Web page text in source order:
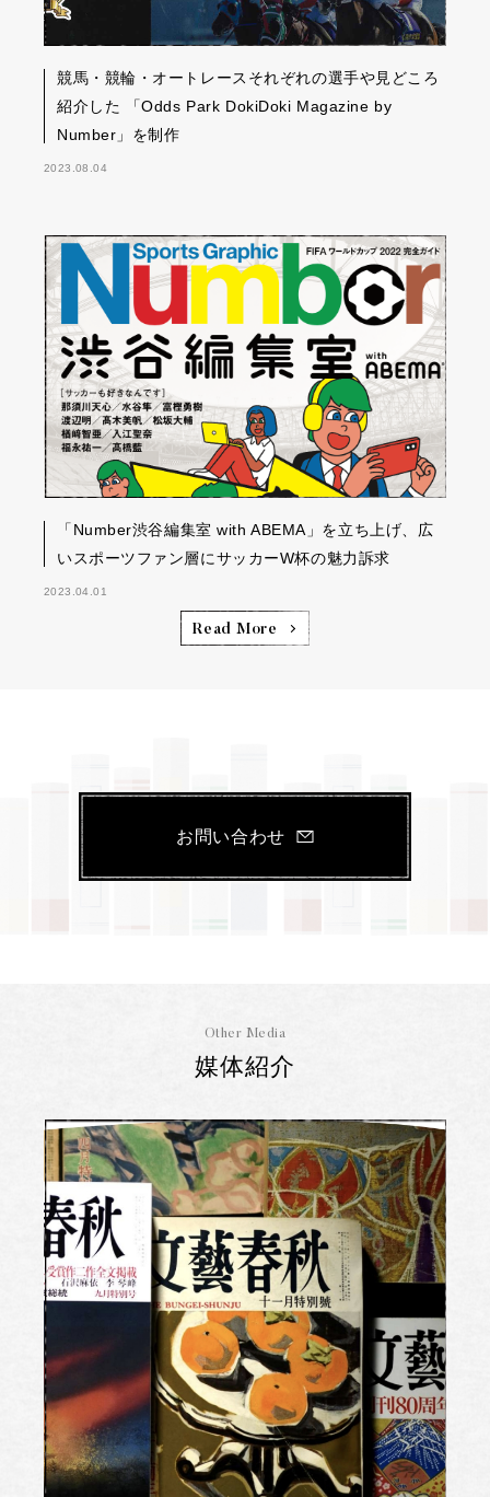
競馬・競輪・オートレースそれぞれの選手や見どころ
紹介した 「Odds Park DokiDoki Magazine by
Number」を制作
2023.08.04
「Number渋谷編集室 with ABEMA」を立ち上げ、広
いスポーツファン層にサッカーW杯の魅力訴求
2023.04.01
Read More
お問い合わせ
Other Media
媒体紹介